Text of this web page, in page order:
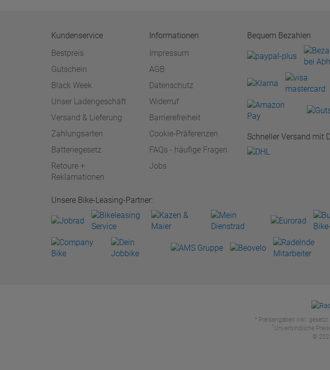
Kundenservice
Bestpreis
Gutschein
Black Week
Unser Ladengeschäft
Versand & Lieferung
Zahlungsarten
Batteriegesetz
Retoure +
Reklamationen
Informationen
Impressum
AGB
Datenschutz
Widerruf
Barrierefreiheit
Cookie-Präferenzen
FAQs - häufige Fragen
Jobs
Bequem Bezahlen
Schneller Versand mit
Unsere Bike-Leasing-Partner:
* Preisangaben inkl.
1 Unverbindliche
©